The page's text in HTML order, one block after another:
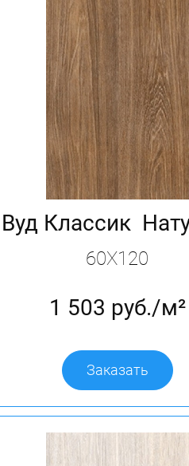
Вуд Классик
60X120
1 503 руб./м²
Заказать